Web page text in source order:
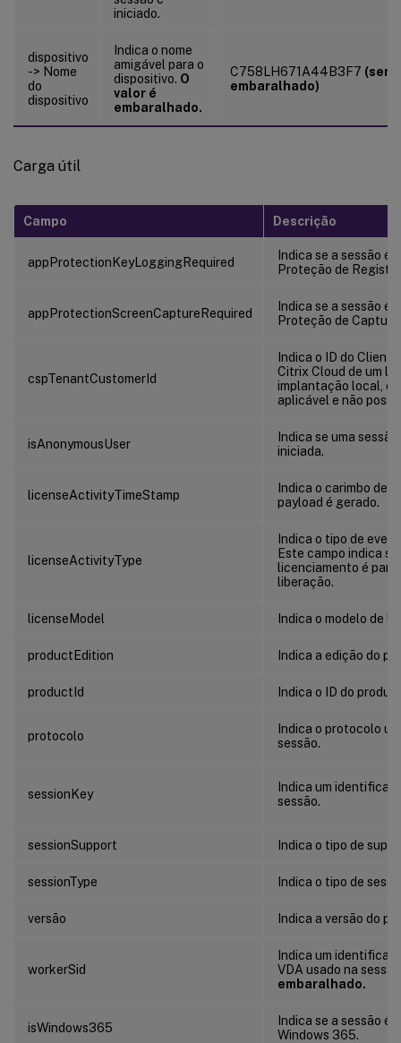
iniciado.
dispositivo
-> Nome
do
dispositivo
Indica o nome
amigável para o
dispositivo. O
valor é
embaralhado.
C758LH671A44B3F7
embaralhado)
Carga útil
Campo Descrição
appProtectionKeyLoggingRequired
Indica se a sessão é
Proteção de
appProtectionScreenCaptureRequired
Indica se a sessão é
Proteção de
cspTenantCustomerId
Indica o ID do
Citrix Cloud de um
implantação local,
aplicável e não
isAnonymousUser
Indica se uma
iniciada.
licenseActivityTimeStamp
Indica o carimbo de
payload é gerado.
licenseActivityType
Indica o tipo de
Este campo indica
licenciamento é
liberação.
licenseModel Indica o modelo de
productEdition Indica a edição do
productId Indica o ID do
protocolo
Indica o protocolo
sessão.
sessionKey
Indica um
sessão.
sessionSupport Indica o tipo de
sessionType Indica o tipo de
versão Indica a versão do
workerSid
Indica um
VDA usado na
embaralhado.
isWindows365
Indica se a sessão é
Windows 365.